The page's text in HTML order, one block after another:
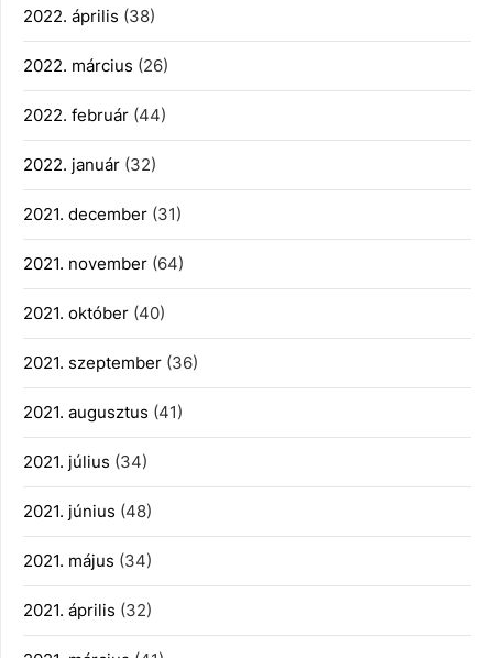
2022. április (38)
2022. március (26)
2022. február (44)
2022. január (32)
2021. december (31)
2021. november (64)
2021. október (40)
2021. szeptember (36)
2021. augusztus (41)
2021. július (34)
2021. június (48)
2021. május (34)
2021. április (32)